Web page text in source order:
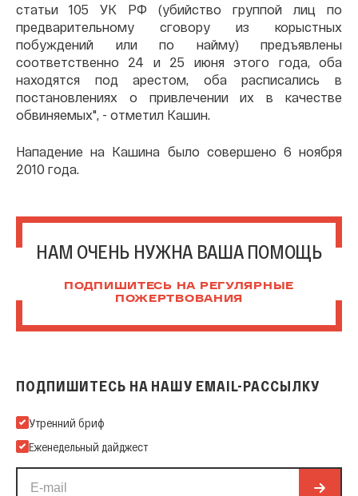
статьи 105 УК РФ (убийство группой лиц по
предварительному сговору из корыстных
побуждений или по найму) предъявлены
соответственно 24 и 25 июня этого года, оба
находятся под арестом, оба расписались в
постановлениях о привлечении их в качестве
обвиняемых", - отметил Кашин.
Нападение на Кашина было совершено 6 ноября
2010 года.
НАМ ОЧЕНЬ НУЖНА ВАША ПОМОЩЬ
ПОДПИШИТЕСЬ НА РЕГУЛЯРНЫЕ
ПОЖЕРТВОВАНИЯ
ПОДПИШИТЕСЬ НА НАШУ EMAIL-РАССЫЛКУ
Подпишитесь на нашу Email-рассылку
Утренний бриф
Еженедельный дайджест